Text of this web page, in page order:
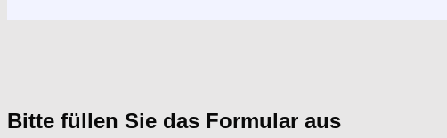
Bitte füllen Sie das Formular aus